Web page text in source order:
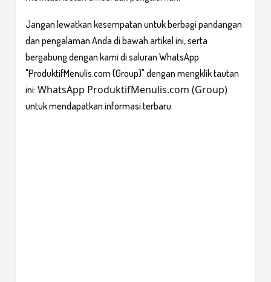
Jangan lewatkan kesempatan untuk berbagi pandangan
dan pengalaman Anda di bawah artikel ini, serta
bergabung dengan kami di saluran WhatsApp
"ProduktifMenulis.com (Group)" dengan mengklik tautan
ini: WhatsApp ProduktifMenulis.com (Group)
untuk mendapatkan informasi terbaru.